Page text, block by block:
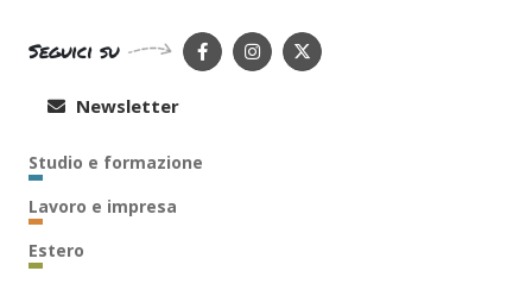
Seguici su
Newsletter
Studio e formazione
Lavoro e impresa
Estero